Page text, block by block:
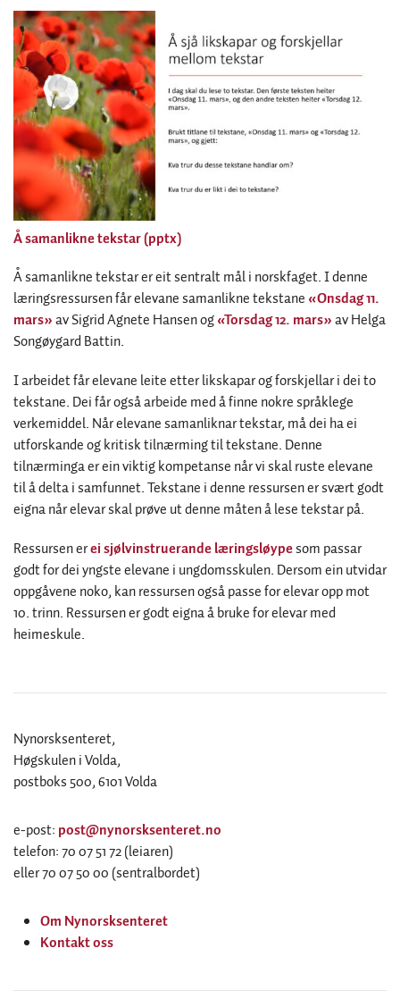
Å samanlikne tekstar (pptx)
Å samanlikne tekstar er eit sentralt mål i norskfaget. I denne
læringsressursen får elevane samanlikne tekstane«Onsdag 11.
mars»av Sigrid Agnete Hansen og«Torsdag 12. mars»av Helga
Songøygard Battin.
I arbeidet får elevane leite etter likskapar og forskjellar i dei to
tekstane. Dei får også arbeide med å finne nokre språklege
verkemiddel. Når elevane samanliknar tekstar, må dei ha ei
utforskande og kritisk tilnærming til tekstane. Denne
tilnærminga er ein viktig kompetanse når vi skal ruste elevane
til å delta i samfunnet. Tekstane i denne ressursen er svært godt
eigna når elevar skal prøve ut denne måten å lese tekstar på.
Ressursen erei sjølvinstruerande læringsløypesom passar
godt for dei yngste elevane i ungdomsskulen. Dersom ein utvidar
oppgåvene noko, kan ressursen også passe for elevar opp mot
10. trinn. Ressursen er godt eigna å bruke for elevar med
heimeskule.
Nynorsksenteret,
Høgskulen i Volda,
postboks 500, 6101 Volda
e-post: post@nynorsksenteret.no
telefon: 70 07 51 72 (leiaren)
eller 70 07 50 00 (sentralbordet)
Om Nynorsksenteret
Kontakt oss